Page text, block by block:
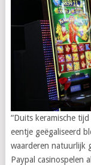
“Duits keramische
eentje geëgaliseerd
waarderen natuurlijk
Paypal casinospelen